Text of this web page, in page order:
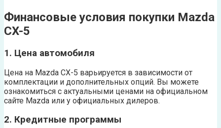
Финансовые условия покупки Mazda
CX-5
1. Цена автомобиля
Цена на Mazda CX-5 варьируется в зависимости от
комплектации и дополнительных опций. Вы можете
ознакомиться с актуальными ценами на официальном
сайте Mazda или у официальных дилеров.
2. Кредитные программы